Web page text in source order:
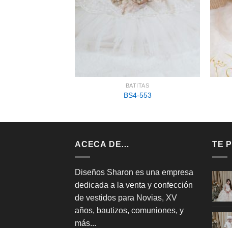
BATITAS
BS4-553
ACECA DE…
Diseños Sharon es una empresa
dedicada a la venta y confección
de vestidos para Novias, XV
años, bautizos, comuniones, y
más...
TE